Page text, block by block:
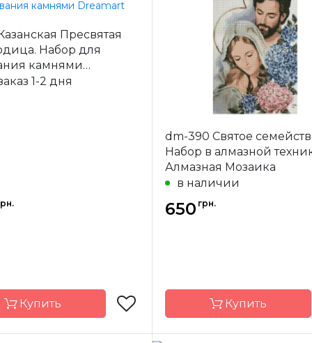
Чарівна Мить
частичная
производитель
стразы
Пресвятая
Набор для
камнями
1-2 дня
Купить
dm-390 Святое
Набор в алмазной
Алмазная Мозаика
в наличии
650 грн.
Купить